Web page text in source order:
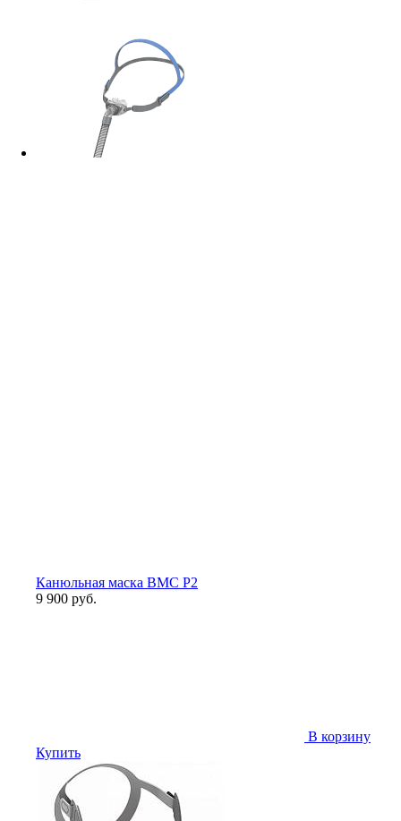
Канюльная маска BMC P2
9 900 руб.
В корзину
Купить